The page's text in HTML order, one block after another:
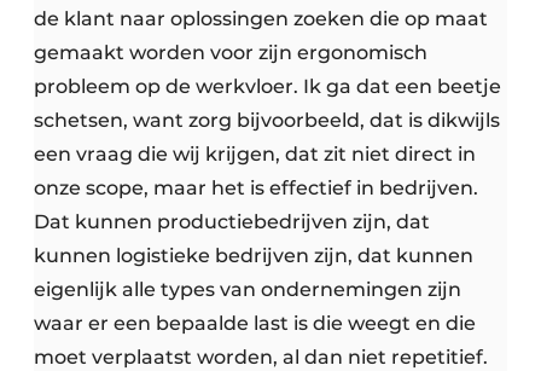
de klant naar oplossingen zoeken die op maat
gemaakt worden voor zijn ergonomisch
probleem op de werkvloer. Ik ga dat een beetje
schetsen, want zorg bijvoorbeeld, dat is dikwijls
een vraag die wij krijgen, dat zit niet direct in
onze scope, maar het is effectief in bedrijven.
Dat kunnen productiebedrijven zijn, dat
kunnen logistieke bedrijven zijn, dat kunnen
eigenlijk alle types van ondernemingen zijn
waar er een bepaalde last is die weegt en die
moet verplaatst worden, al dan niet repetitief.